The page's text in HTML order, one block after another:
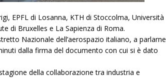
EPFL di Losanna, KTH di Stoccolma, Università
di Bruxelles e La Sapienza di Roma.
Nazionale dell’aerospazio italiano, a parlarne
dalla firma del documento con cui si è dato
della collaborazione tra industria e